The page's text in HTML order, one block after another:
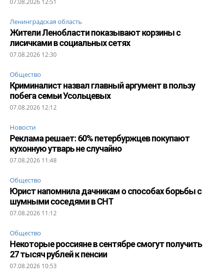
Ленинградская область
Жители Ленобласти показывают корзины с
лисичками в социальных сетях
07.08.2026 12:30
Общество
Криминалист назвал главный аргумент в пользу
побега семьи Усольцевых
07.08.2026 12:12
Новости
Реклама решает: 60% петербуржцев покупают
кухонную утварь не случайно
07.08.2026 11:48
Общество
Юрист напомнила дачникам о способах борьбы с
шумными соседями в СНТ
07.08.2026 11:12
Общество
Некоторые россияне в сентябре смогут получить
27 тысяч рублей к пенсии
07.08.2026 10:53